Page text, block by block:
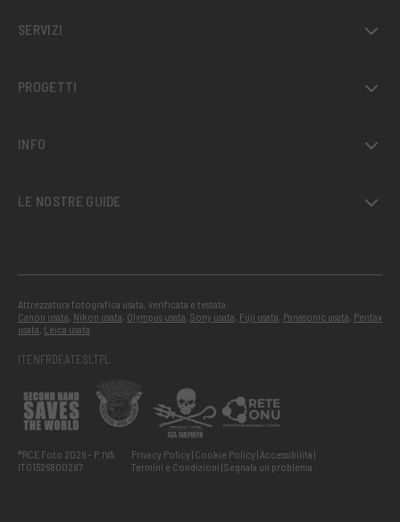
SERVIZI
PROGETTI
INFO
LE NOSTRE GUIDE
Attrezzatura fotografica usata, verificata e testata:
Canon usata, Nikon usata, Olympus usata, Sony usata, Fuji usata, Panasonic usata, Pentax
usata, Leica usata
ITENFRDEATESLTPL
®RCE Foto 2026 – P.IVA:
IT01526800287
Privacy Policy Cookie Policy Accessibilità
Termini e Condizioni Segnala un problema